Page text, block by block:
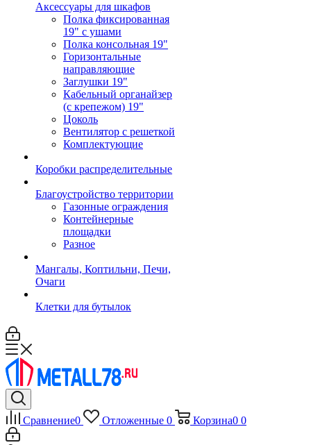
Аксессуары для шкафов
Полка фиксированная
19" с ушами
Полка консольная 19"
Горизонтальные
направляющие
Заглушки 19"
Кабельный органайзер
(с крепежом) 19"
Цоколь
Вентилятор с решеткой
Комплектующие
Коробки распределительные
Благоустройство территории
Газонные ограждения
Контейнерные
площадки
Разное
Мангалы, Коптильни, Печи,
Очаги
Клетки для бутылок
Сравнение0 Отложенные 0 Корзина0 0